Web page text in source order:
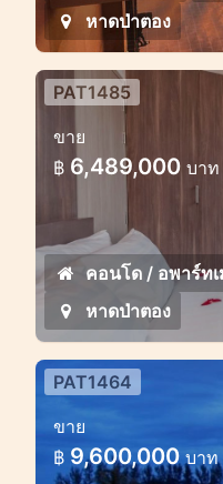
หาดป่าตอง
คอมเพล็กซ์คอ
ที่เงียบสงบในป่
คอนโดแสนสบาย
ตอง
PAT1485
ขาย
฿ 6,489,000 บาท
คอนโด / อพาร์ท
หาดป่าตอง
อพาร์ทเมนท์กว้
พร้อมวิวทะเล
PAT1464
ขาย
฿ 9,600,000บาท